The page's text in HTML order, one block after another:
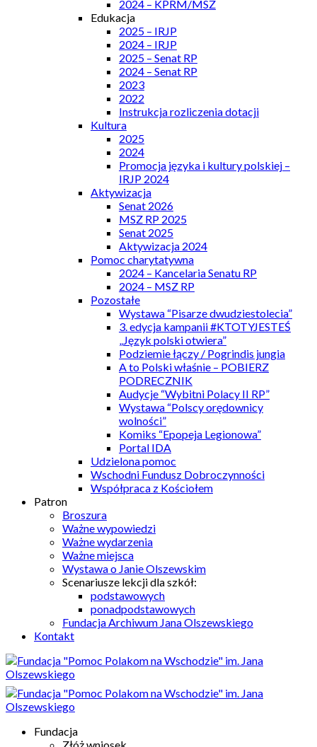
2024 – KPRM/MSZ
Edukacja
2025 – IRJP
2024 – IRJP
2025 – Senat RP
2024 – Senat RP
2023
2022
Instrukcja rozliczenia dotacji
Kultura
2025
2024
Promocja języka i kultury polskiej –
IRJP 2024
Aktywizacja
Senat 2026
MSZ RP 2025
Senat 2025
Aktywizacja 2024
Pomoc charytatywna
2024 – Kancelaria Senatu RP
2024 – MSZ RP
Pozostałe
Wystawa “Pisarze dwudziestolecia”
3. edycja kampanii #KTOTYJESTEŚ
„Język polski otwiera”
Podziemie łączy / Pogrindis jungia
A to Polski właśnie – POBIERZ
PODRECZNIK
Audycje “Wybitni Polacy II RP”
Wystawa “Polscy orędownicy
wolności”
Komiks “Epopeja Legionowa”
Portal IDA
Udzielona pomoc
Wschodni Fundusz Dobroczynności
Współpraca z Kościołem
Patron
Broszura
Ważne wypowiedzi
Ważne wydarzenia
Ważne miejsca
Wystawa o Janie Olszewskim
Scenariusze lekcji dla szkół:
podstawowych
ponadpodstawowych
Fundacja Archiwum Jana Olszewskiego
Kontakt
Fundacja